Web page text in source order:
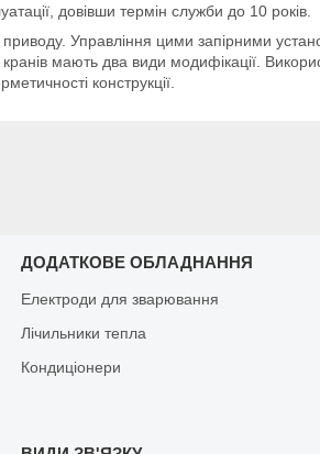
довівши термін служби до 10 років.
Управління цими запірними
мають два види модифікації.
конструкції.
ДОДАТКОВЕ ОБЛАДНАННЯ
Електроди для зварювання
Лічильники тепла
Кондиціонери